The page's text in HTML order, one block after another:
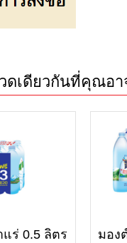
ดเดียวกันที่คุณอา
ร่ 0.5 ลิตร
มอง